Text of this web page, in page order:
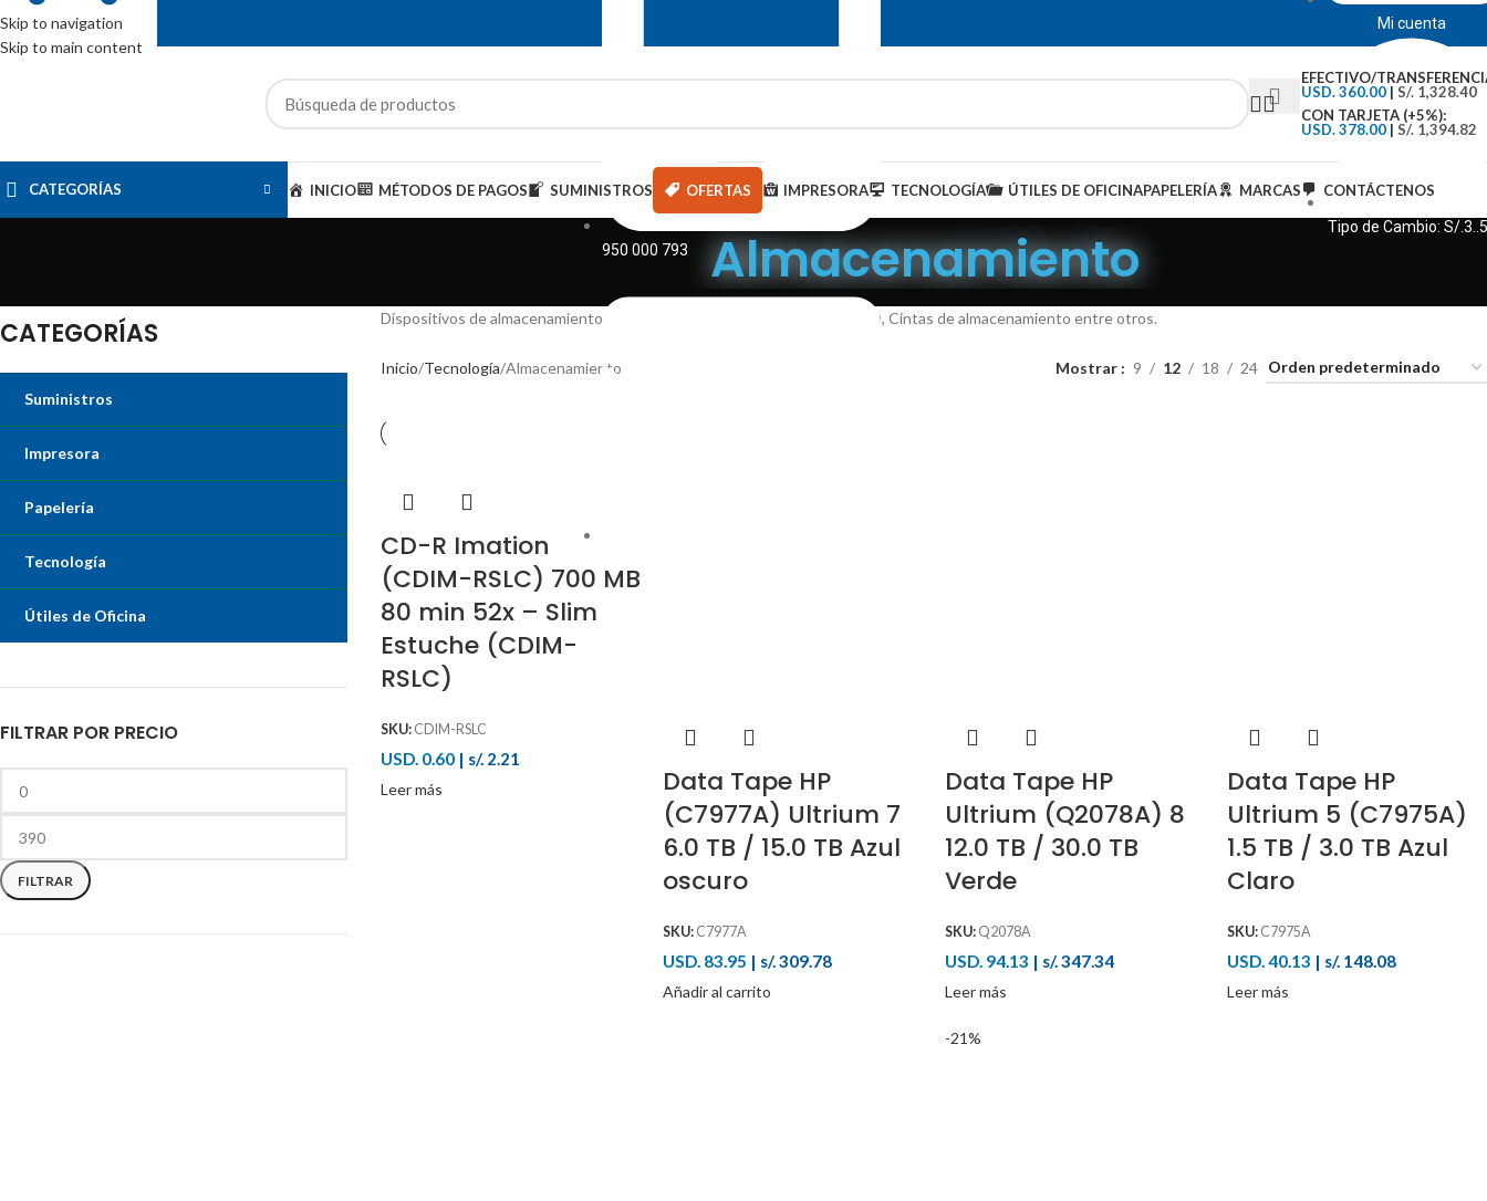
Skip to navigation
Skip to main content
950 000 793
Mi cuenta
Tipo de Cambio: S/
EFECTIVO/
USD. 360.00 | S/. 1,328.40
CON TARJETA (+5%):
USD. 378.00 | S/. 1,394.82
CATEGORÍAS INICIO MÉTODOS DE PAGOS SUMINISTROS OFERTAS IMPRESORA TECNOLOGÍA ÚTILES DE OFICINAPAPELERÍA MARCAS CONTÁCTENOS
Almacenamiento
CATEGORÍAS
Suministros
Impresora
Papelería
Tecnología
Útiles de Oficina
FILTRAR POR PRECIO
FILTRAR
Dispositivos de almacenamiento, disco duro, memorias USB, SD, micro SD, Cintas de almacenamiento entre otros.
Inicio Tecnología Almacenamiento Mostrar 9 12 18 24
CD-R Imation
(CDIM-RSLC) 700 MB
80 min 52x – Slim
Estuche (CDIM-
RSLC)
SKU: CDIM-RSLC
USD. 0.60| s/. 2.21
Leer más
Data Tape HP
(C7977A) Ultrium 7
6.0 TB / 15.0 TB Azul
oscuro
SKU: C7977A
USD. 83.95 | s/. 309.78
Añadir al carrito
Data Tape HP
Ultrium (Q2078A) 8
12.0 TB / 30.0 TB
Verde
SKU: Q2078A
USD. 94.13 | s/. 347.34
Leer más
Data Tape HP
Ultrium 5 (C7975A)
1.5 TB / 3.0 TB Azul
Claro
SKU: C7975A
USD. 40.13 | s/. 148.08
Leer más
-21%